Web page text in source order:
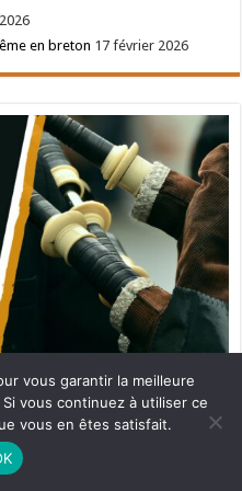
en breton 17 février 2026
Rio "LA REVOLUTION DES
PLUS
vous garantir la meilleure
vous continuez à utiliser ce
vous en êtes satisfait.